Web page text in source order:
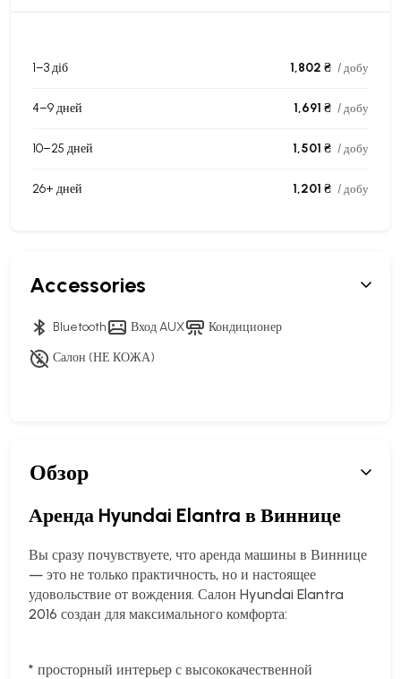
1–3 діб 1,802 ₴ / добу
4–9 дней 1,691 ₴ / добу
10–25 дней 1,501 ₴ / добу
26+ дней 1,201 ₴ / добу
Accessories
Bluetooth Вход AUX Кондиционер
Салон (НЕ КОЖА)
Обзор
Аренда Hyundai Elantra в Виннице
Вы сразу почувствуете, что аренда машины в Виннице
— это не только практичность, но и настоящее
удовольствие от вождения. Салон Hyundai Elantra
2016 создан для максимального комфорта:
* просторный интерьер с высококачественной